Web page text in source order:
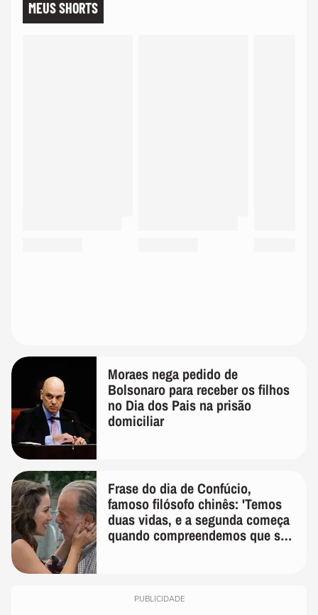
MEUS SHORTS
Moraes nega pedido de
Bolsonaro para receber os filhos
no Dia dos Pais na prisão
domiciliar
Frase do dia de Confúcio,
famoso filósofo chinês: 'Temos
duas vidas, e a segunda começa
quando compreendemos que só
PUBLICIDADE